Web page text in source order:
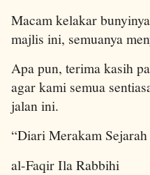
Macam kelakar
majlis ini, semuanya
Apa pun, terima kasih
agar kami semua
jalan ini.
“Diari Merakam
al-Faqir Ila Rabbihi